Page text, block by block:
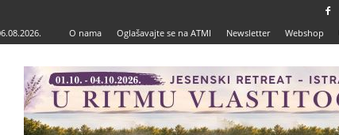
O nama Oglašavajte se na ATMI Newsletter Webshop